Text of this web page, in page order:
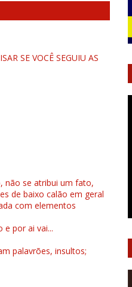
SE VOCÊ SEGUIU AS
não se atribui um fato,
de baixo calão em geral
com elementos
por ai vai...
palavrões, insultos;